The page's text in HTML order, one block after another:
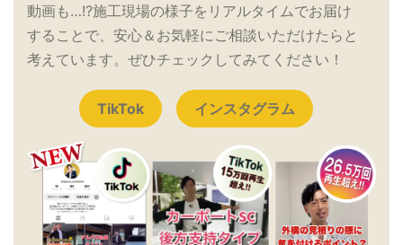
動画も…!?施工現場の様子をリアルタイムでお届け
することで、安心＆お気軽にご相談いただけたらと
考えています。ぜひチェックしてみてください！
TikTok インスタグラム